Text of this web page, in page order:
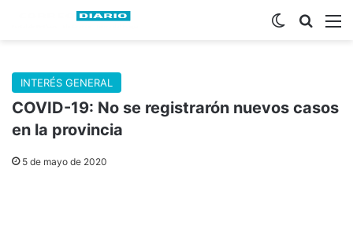
Buscar
Switch skin
INTERÉS GENERAL
COVID-19: No se registrarón nuevos casos
en la provincia
5 de mayo de 2020